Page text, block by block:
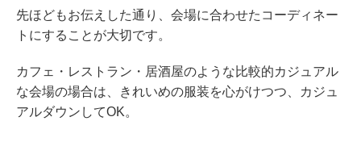
先ほどもお伝えした通り、会場に合わせたコーディネー
トにすることが大切です。
カフェ・レストラン・居酒屋のような比較的カジュアル
な会場の場合は、きれいめの服装を心がけつつ、カジュ
アルダウンしてOK。